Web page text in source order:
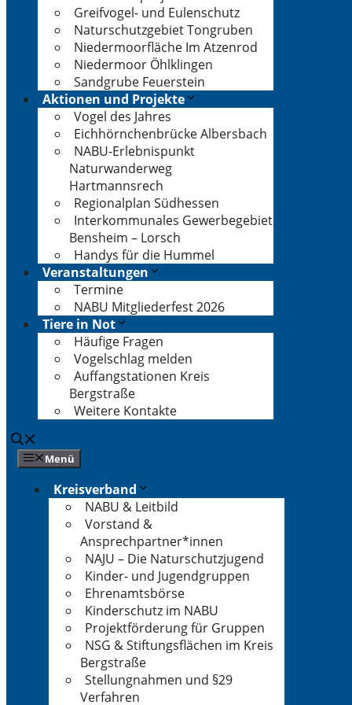
Greifvogel- und Eulenschutz
Naturschutzgebiet Tongruben
Niedermoorfläche Im Atzenrod
Niedermoor Öhlklingen
Sandgrube Feuerstein
Aktionen und Projekte
Vogel des Jahres
Eichhörnchenbrücke Albersbach
NABU-Erlebnispunkt
Naturwanderweg
Hartmannsrech
Regionalplan Südhessen
Interkommunales Gewerbegebiet
Bensheim – Lorsch
Handys für die Hummel
Veranstaltungen
Termine
NABU Mitgliederfest 2026
Tiere in Not
Häufige Fragen
Vogelschlag melden
Auffangstationen Kreis
Bergstraße
Weitere Kontakte
Menü
Kreisverband
NABU & Leitbild
Vorstand &
Ansprechpartner*innen
NAJU – Die Naturschutzjugend
Kinder- und Jugendgruppen
Ehrenamtsbörse
Kinderschutz im NABU
Projektförderung für Gruppen
NSG & Stiftungsflächen im Kreis
Bergstraße
Stellungnahmen und §29
Verfahren